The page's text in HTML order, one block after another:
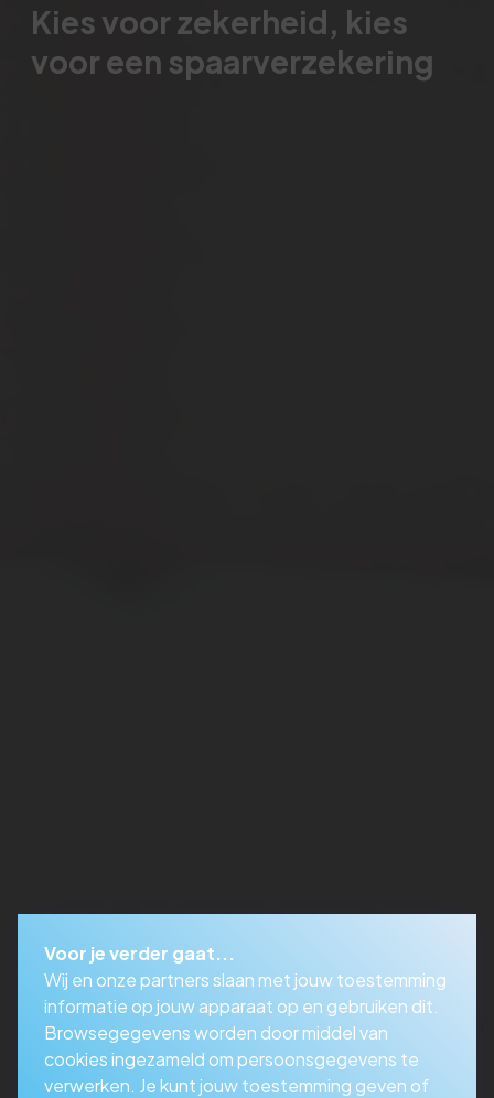
Kies voor zekerheid, kies
voor een spaarverzekering
Voor je verder gaat...
Wij en onze partners slaan met jouw toestemming
informatie op jouw apparaat op en gebruiken dit.
Browsegegevens worden door middel van
cookies ingezameld om persoonsgegevens te
verwerken. Je kunt jouw toestemming geven of